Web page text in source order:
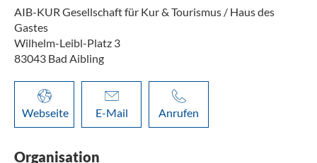
AIB-KUR Gesellschaft für Kur & Tourismus / Haus des
Gastes
Wilhelm-Leibl-Platz 3
83043 Bad Aibling
Webseite E-Mail Anrufen
Organisation